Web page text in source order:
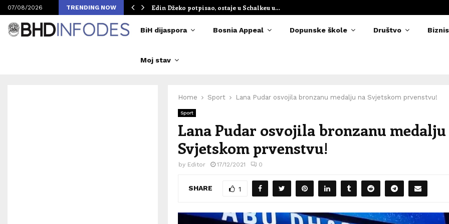
07/08/2026 TRENDING NOW
Merlinovih koncerata Edin Džeko potpisao, ostaje u Schalkeu u…
BiH dijaspora Bosnia Appeal Dopunske škole Društvo Biznis
Moj stav
Home Sport Lana Pudar osvojila bronzanu medalju na Svjetskom prvenstvu!
Sport
Lana Pudar osvojila bronzanu medalju
Svjetskom prvenstvu!
by Editor 17/12/2021 0
SHARE 1